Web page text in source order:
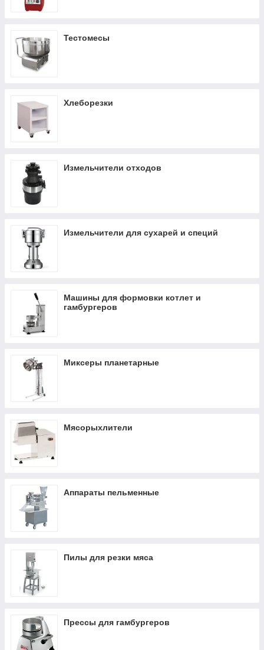
Тестомесы
Хлеборезки
Измельчители отходов
Измельчители для сухарей и специй
Машины для формовки котлет и
гамбургеров
Миксеры планетарные
Мясорыхлители
Аппараты пельменные
Пилы для резки мяса
Прессы для гамбургеров